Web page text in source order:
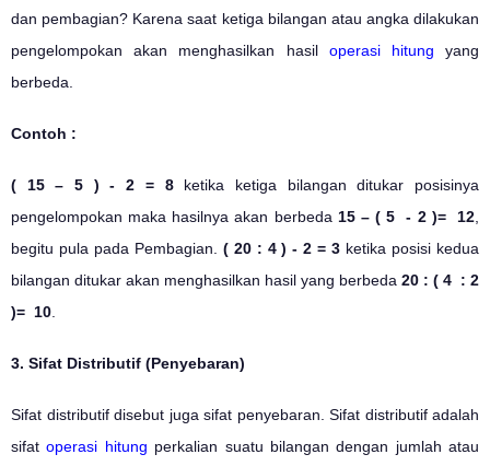
dan pembagian? Karena saat ketiga bilangan atau angka dilakukan
pengelompokan akan menghasilkan hasil operasi hitung yang
berbeda.
Contoh :
( 15 – 5 ) - 2 = 8ketika ketiga bilangan ditukar posisinya
pengelompokan maka hasilnya akan berbeda 15 – ( 5 - 2 )= 12
begitu pula pada Pembagian. ( 20 : 4 ) - 2 = 3 ketika posisi kedua
bilangan ditukar akan menghasilkan hasil yang berbeda 20 : ( 4 : 2
)= 10
3. Sifat Distributif (Penyebaran)
Sifat distributif disebut juga sifat penyebaran. Sifat distributif adalah
sifatoperasi hitung perkalian suatu bilangan dengan jumlah atau